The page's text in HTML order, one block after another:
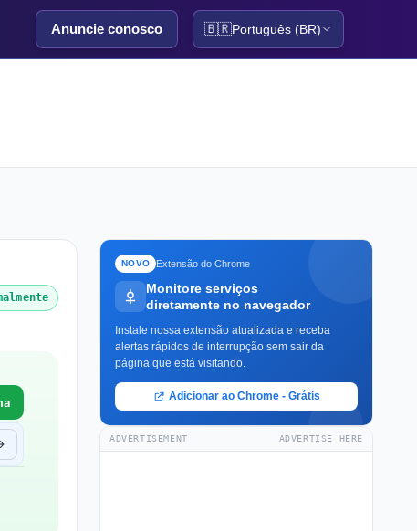
Anuncie conosco 🇧🇷Português (BR)
NOVO Extensão do Chrome
Monitore serviços
diretamente no navegador
Instale nossa extensão atualizada e receba
alertas rápidos de interrupção sem sair da
página que está visitando.
Adicionar ao Chrome - Grátis
ADVERTISEMENT ADVERTISE HERE